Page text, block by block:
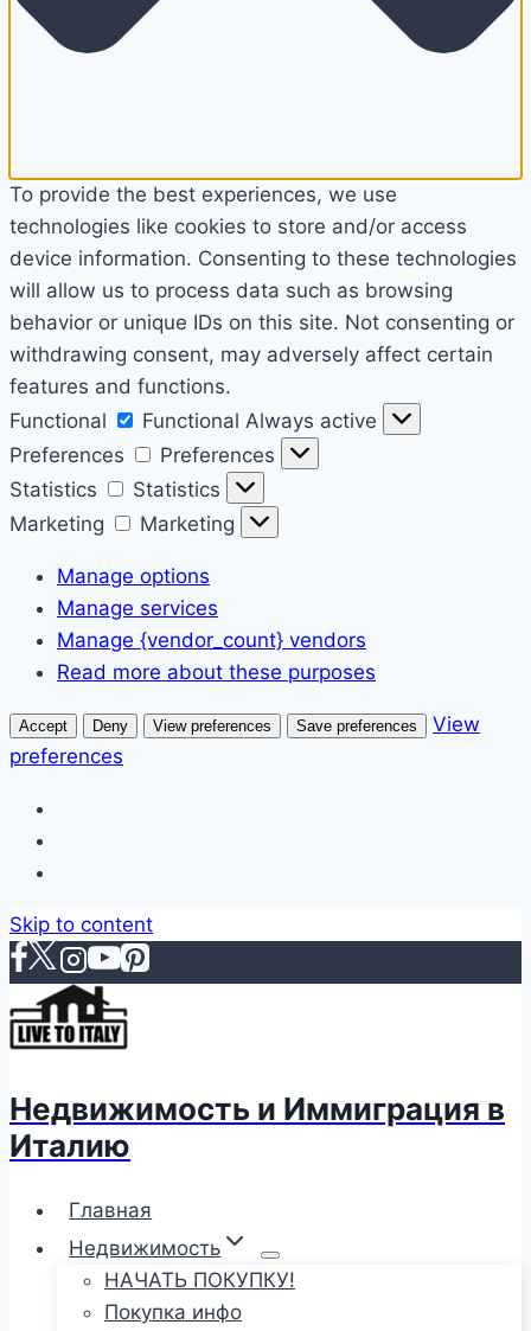
To provide the best experiences, we use
technologies like cookies to store and/or access
device information. Consenting to these technologies
will allow us to process data such as browsing
behavior or unique IDs on this site. Not consenting or
withdrawing consent, may adversely affect certain
features and functions.
Functional
Functional Always active
Preferences
Preferences
Statistics
Statistics
Marketing
Marketing
Manage options
Manage services
Manage {vendor_count} vendors
Read more about these purposes
Accept Deny View preferences Save preferences
View
preferences
Skip to content
Недвижимость и Иммиграция в
Италию
Главная
Недвижимость
НАЧАТЬ ПОКУПКУ!
Покупка инфо